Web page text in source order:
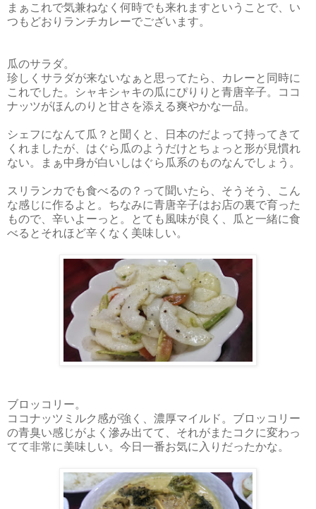
まぁこれで気兼ねなく何時でも来れますということで、い
つもどおりランチカレーでございます。
瓜のサラダ。
珍しくサラダが来ないなぁと思ってたら、カレーと同時に
これでした。シャキシャキの瓜にぴりりと青唐辛子。ココ
ナッツがほんのりと甘さを添える爽やかな一品。
シェフになんて瓜？と聞くと、日本のだよって持ってきて
くれましたが、はぐら瓜のようだけとちょっと形が見慣れ
ない。まぁ中身が白いしはぐら瓜系のものなんでしょう。
スリランカでも食べるの？って聞いたら、そうそう、こん
な感じに作るよと。ちなみに青唐辛子はお店の裏で育った
もので、辛いよーっと。とても風味が良く、瓜と一緒に食
べるとそれほど辛くなく美味しい。
ブロッコリー。
ココナッツミルク感が強く、濃厚マイルド。ブロッコリー
の青臭い感じがよく滲み出てて、それがまたコクに変わっ
てて非常に美味しい。今日一番お気に入りだったかな。